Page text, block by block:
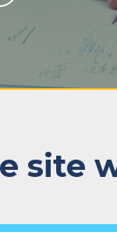
site